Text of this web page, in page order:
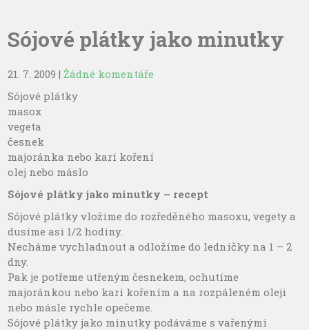
Sójové plátky jako minutky
21. 7. 2009 |Žádné komentáře
Sójové plátky
masox
vegeta
česnek
majoránka nebo karí koření
olej nebo máslo
Sójové plátky jako minutky – recept
Sójové plátky vložíme do rozředěného masoxu, vegety a
dusíme asi 1/2 hodiny.
Necháme vychladnout a odložíme do ledničky na 1 – 2
dny.
Pak je potřeme utřeným česnekem, ochutíme
majoránkou nebo karí kořením a na rozpáleném oleji
nebo másle rychle opečeme.
Sójové plátky jako minutky podáváme s vařenými